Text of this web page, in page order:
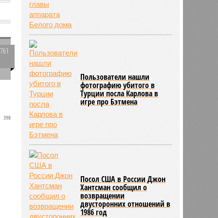
398
Пользователи нашли
фотографию убитого в
Турции посла Карлова в
игре про Бэтмена
Посол США в России Джон
Хантсман сообщил о
возвращении
двусторонних отношений в
1986 год